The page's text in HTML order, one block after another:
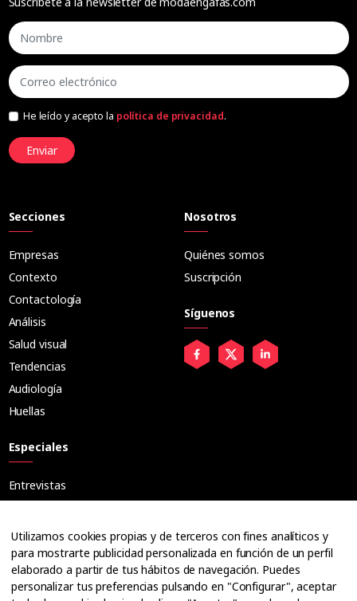
He leído y acepto la política de privacidad.
Enviar
Secciones
Empresas
Contexto
Contactología
Análisis
Salud visual
Tendencias
Audiología
Huellas
Especiales
Entrevistas
Ópticos
Cuadernos
Guías
Dossier
Nosotros
Quiénes somos
Suscripción
Síguenos
Utilizamos cookies propias y de terceros con fines analíticos y
para mostrarte publicidad personalizada en función de un perfil
elaborado a partir de tus hábitos de navegación. Puedes
personalizar tus preferencias pulsando en "Configurar", aceptar